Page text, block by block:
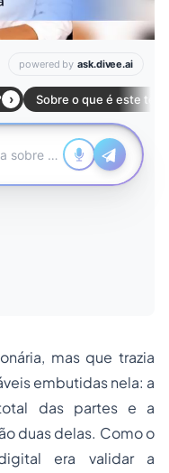
mas que trazia
embutidas nela: a
das partes e a
duas delas. Como o
era validar a